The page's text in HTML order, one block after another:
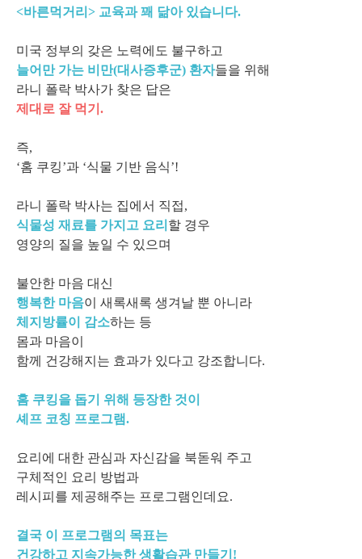
<바른먹거리> 교육과 꽤 닮아 있습니다.
미국 정부의 갖은 노력에도 불구하고
늘어만 가는 비만(대사증후군) 환자들을 위해
라니 폴락 박사가 찾은 답은
제대로 잘 먹기.
즉,
‘홈 쿠킹’과 ‘식물 기반 음식’!
라니 폴락 박사는 집에서 직접,
식물성 재료를 가지고 요리 할 경우
영양의 질을 높일 수 있으며
불안한 마음 대신
행복한 마음이 새록새록 생겨날 뿐 아니라
체지방률이 감소하는 등
몸과 마음이
함께 건강해지는 효과가 있다고 강조합니다.
홈 쿠킹을 돕기 위해 등장한 것이
셰프 코칭 프로그램.
요리에 대한 관심과 자신감을 북돋워 주고
구체적인 요리 방법과
레시피를 제공해주는 프로그램인데요.
결국 이 프로그램의 목표는
건강하고 지속가능한 생활습관 만들기!